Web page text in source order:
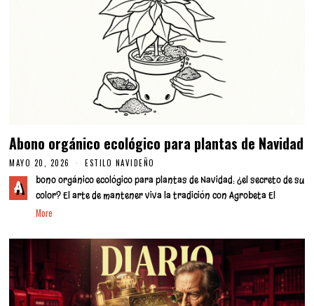
Abono orgánico ecológico para plantas de Navidad
MAYO 20, 2026
M
A
Y
O
2
2
6
ESTILO NAVIDEÑO
A
bono orgánico ecológico para plantas de Navidad: ¿el secreto de su
color? El arte de mantener viva la tradición con Agrobeta El
More